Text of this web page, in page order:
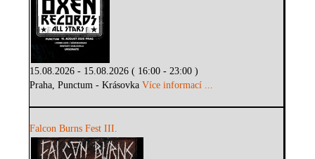
15.08.2026 - 15.08.2026 ( 16:00 - 23:00 )
Praha, Punctum - KrásovkaVíce informací ...
Falcon Burns Fest III.